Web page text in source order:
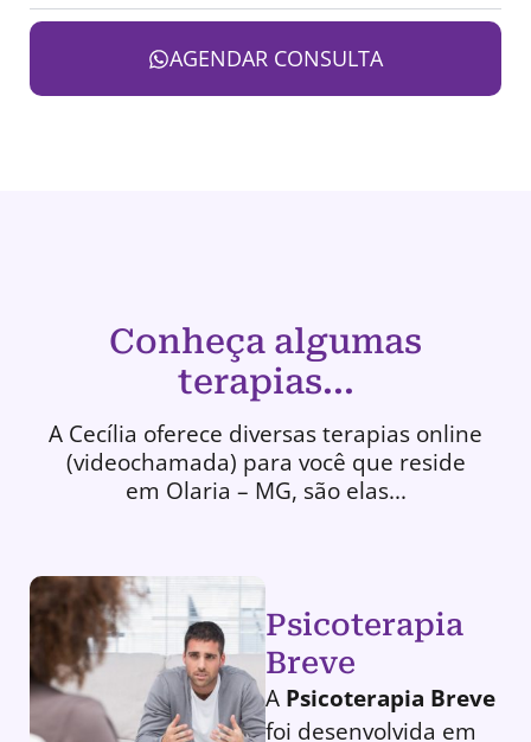
AGENDAR CONSULTA
Conheça algumas
terapias...
A Cecília oferece diversas terapias online
(videochamada) para você que reside
em Olaria – MG, são elas...
Psicoterapia
Breve
A Psicoterapia Breve
foi desenvolvida em